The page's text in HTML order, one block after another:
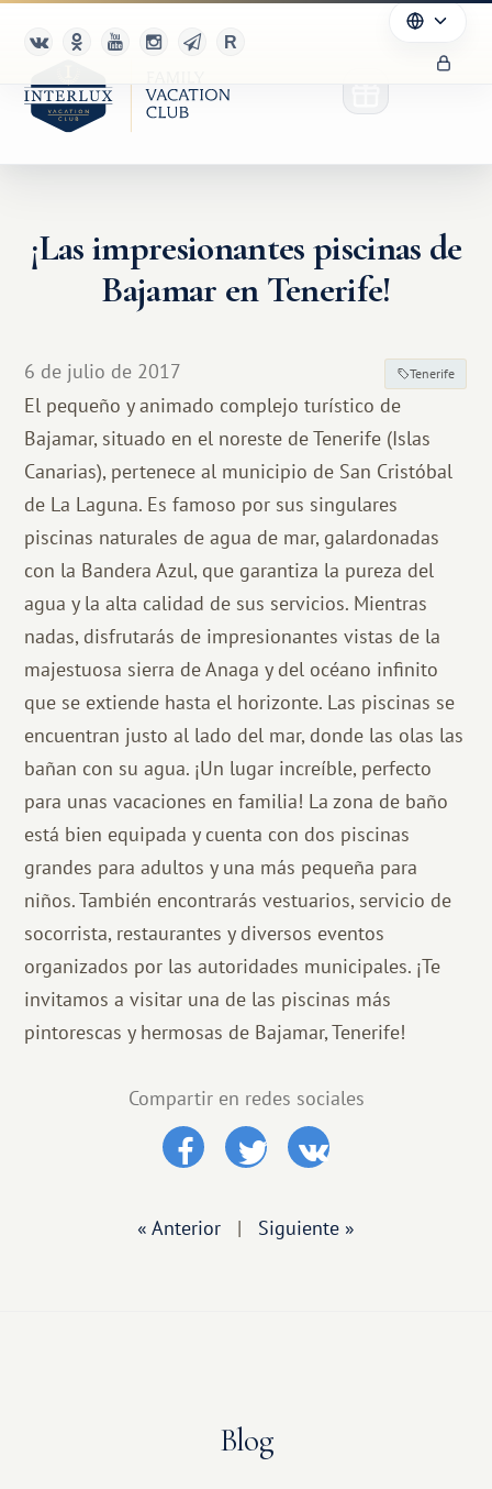
¡Las impresionantes piscinas de
Bajamar en Tenerife!
6 de julio de 2017 Tenerife
El pequeño y animado complejo turístico de
Bajamar, situado en el noreste de Tenerife (Islas
Canarias), pertenece al municipio de San Cristóbal
de La Laguna. Es famoso por sus singulares
piscinas naturales de agua de mar, galardonadas
con la Bandera Azul, que garantiza la pureza del
agua y la alta calidad de sus servicios. Mientras
nadas, disfrutarás de impresionantes vistas de la
majestuosa sierra de Anaga y del océano infinito
que se extiende hasta el horizonte. Las piscinas se
encuentran justo al lado del mar, donde las olas las
bañan con su agua. ¡Un lugar increíble, perfecto
para unas vacaciones en familia! La zona de baño
está bien equipada y cuenta con dos piscinas
grandes para adultos y una más pequeña para
niños. También encontrarás vestuarios, servicio de
socorrista, restaurantes y diversos eventos
organizados por las autoridades municipales. ¡Te
invitamos a visitar una de las piscinas más
pintorescas y hermosas de Bajamar, Tenerife!
Compartir en redes sociales
« Anterior | Siguiente »
Blog